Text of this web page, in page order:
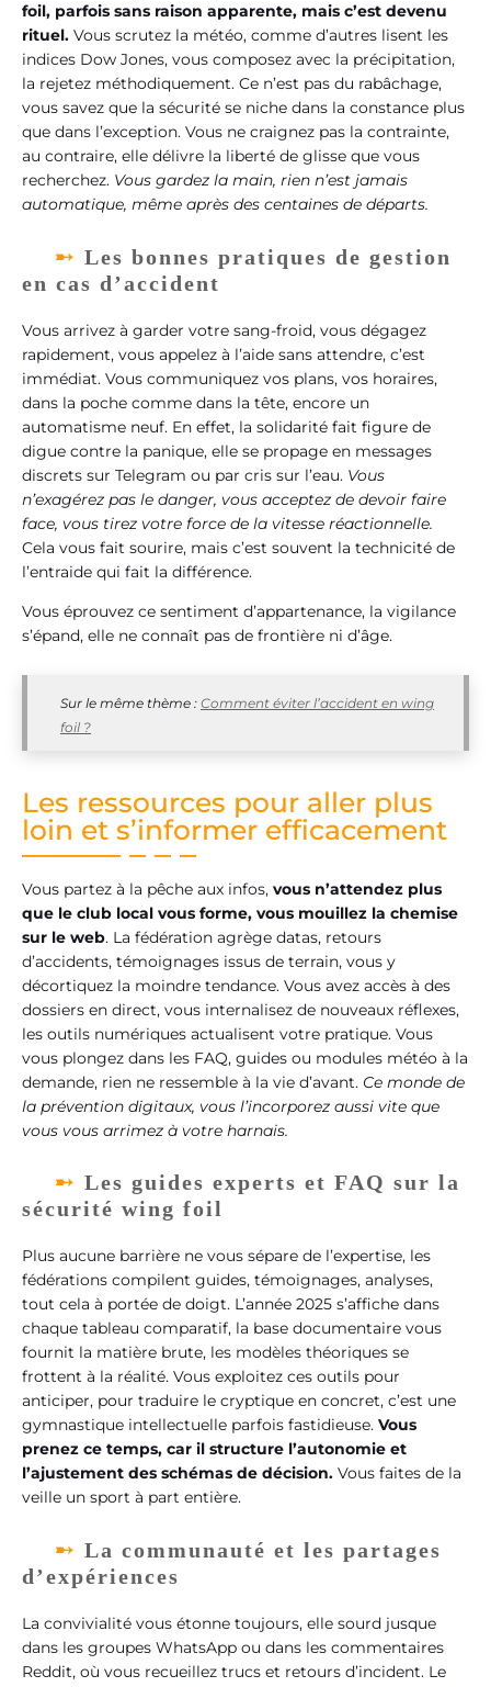
foil, parfois sans raison apparente, mais c’est devenu
rituel. Vous scrutez la météo, comme d’autres lisent les
indices Dow Jones, vous composez avec la précipitation,
la rejetez méthodiquement. Ce n’est pas du rabâchage,
vous savez que la sécurité se niche dans la constance plus
que dans l’exception. Vous ne craignez pas la contrainte,
au contraire, elle délivre la liberté de glisse que vous
recherchez. Vous gardez la main, rien n’est jamais
automatique, même après des centaines de départs.
Les bonnes pratiques de gestion
en cas d’accident
Vous arrivez à garder votre sang-froid, vous dégagez
rapidement, vous appelez à l’aide sans attendre, c’est
immédiat. Vous communiquez vos plans, vos horaires,
dans la poche comme dans la tête, encore un
automatisme neuf. En effet, la solidarité fait figure de
digue contre la panique, elle se propage en messages
discrets sur Telegram ou par cris sur l’eau. Vous
n’exagérez pas le danger, vous acceptez de devoir faire
face, vous tirez votre force de la vitesse réactionnelle.
Cela vous fait sourire, mais c’est souvent la technicité de
l’entraide qui fait la différence.
Vous éprouvez ce sentiment d’appartenance, la vigilance
s’épand, elle ne connaît pas de frontière ni d’âge.
Sur le même thème : Comment éviter l’accident en wing
foil ?
Les ressources pour aller plus
loin et s’informer efficacement
Vous partez à la pêche aux infos, vous n’attendez plus
que le club local vous forme, vous mouillez la chemise
sur le web. La fédération agrège datas, retours
d’accidents, témoignages issus de terrain, vous y
décortiquez la moindre tendance. Vous avez accès à des
dossiers en direct, vous internalisez de nouveaux réflexes,
les outils numériques actualisent votre pratique. Vous
vous plongez dans les FAQ, guides ou modules météo à la
demande, rien ne ressemble à la vie d’avant. Ce monde de
la prévention digitaux, vous l’incorporez aussi vite que
vous vous arrimez à votre harnais.
Les guides experts et FAQ sur la
sécurité wing foil
Plus aucune barrière ne vous sépare de l’expertise, les
fédérations compilent guides, témoignages, analyses,
tout cela à portée de doigt. L’année 2025 s’affiche dans
chaque tableau comparatif, la base documentaire vous
fournit la matière brute, les modèles théoriques se
frottent à la réalité. Vous exploitez ces outils pour
anticiper, pour traduire le cryptique en concret, c’est une
gymnastique intellectuelle parfois fastidieuse. Vous
prenez ce temps, car il structure l’autonomie et
l’ajustement des schémas de décision. Vous faites de la
veille un sport à part entière.
La communauté et les partages
d’expériences
La convivialité vous étonne toujours, elle sourd jusque
dans les groupes WhatsApp ou dans les commentaires
Reddit, où vous recueillez trucs et retours d’incident. Le